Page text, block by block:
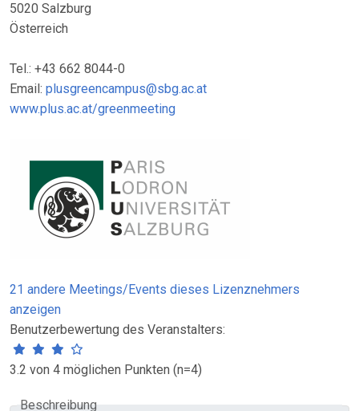
5020 Salzburg
Österreich
Tel.: +43 662 8044-0
Email: plusgreencampus@sbg.ac.at
www.plus.ac.at/greenmeeting
21 andere Meetings/Events dieses Lizenznehmers
anzeigen
Benutzerbewertung des Veranstalters:
3.2 von 4 möglichen Punkten (n=4)
Beschreibung